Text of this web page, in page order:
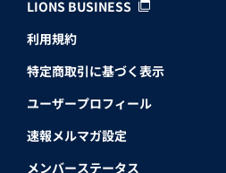
LIONS BUSINESS
利用規約
特定商取引に基づく表示
ユーザープロフィール
速報メルマガ設定
メンバーステータス